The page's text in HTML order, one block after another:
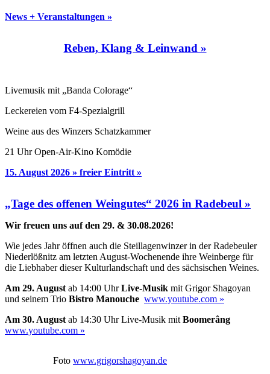
News + Veranstaltungen »
Reben, Klang & Leinwand »
Livemusik mit „Banda Colorage“
Leckereien vom F4-Spezialgrill
Weine aus des Winzers Schatzkammer
21 Uhr Open-Air-Kino Komödie
15. August 2026 » freier Eintritt »
„Tage des offenen Weingutes“ 2026 in Radebeul »
Wir freuen uns auf den 29. & 30.08.2026!
Wie jedes Jahr öffnen auch die Steillagenwinzer in der Radebeuler
Niederlößnitz am letzten August-Wochenende ihre Weinberge für
die Liebhaber dieser Kulturlandschaft und des sächsischen Weines.
Am 29. August ab 14:00 UhrLive-Musik mit Grigor Shagoyan
und seinem Trio Bistro Manouche www.youtube.com »
Am 30. August ab 14:30 Uhr Live-Musik mit Boomerâng
www.youtube.com »
Foto www.grigorshagoyan.de